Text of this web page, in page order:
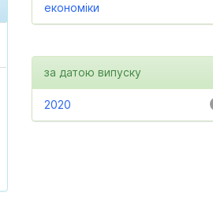
економіки
за датою випуску
2020